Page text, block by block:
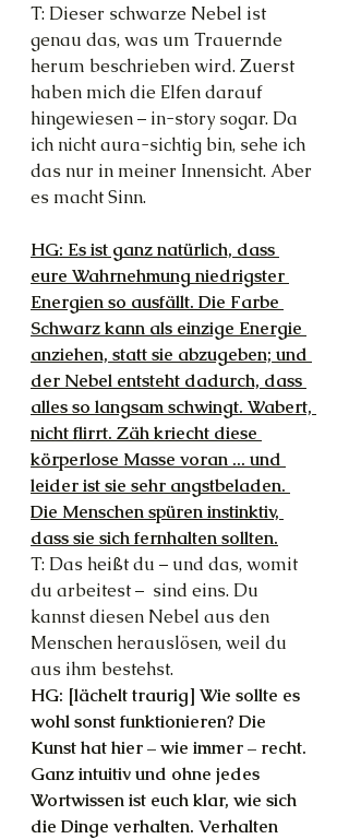
T: Dieser schwarze Nebel ist
genau das, was um Trauernde
herum beschrieben wird. Zuerst
haben mich die Elfen darauf
hingewiesen – in-story sogar. Da
ich nicht aura-sichtig bin, sehe ich
das nur in meiner Innensicht. Aber
es macht Sinn.
HG: Es ist ganz natürlich, dass
eure Wahrnehmung niedrigster
Energien so ausfällt. Die Farbe
Schwarz kann als einzige Energie
anziehen, statt sie abzugeben; und
der Nebel entsteht dadurch, dass
alles so langsam schwingt. Wabert,
nicht flirrt. Zäh kriecht diese
körperlose Masse voran ... und
leider ist sie sehr angstbeladen.
Die Menschen spüren instinktiv,
dass sie sich fernhalten sollten.
T: Das heißt du – und das, womit
du arbeitest –  sind eins. Du
kannst diesen Nebel aus den
Menschen herauslösen, weil du
aus ihm bestehst.
HG: [lächelt traurig] Wie sollte es
wohl sonst funktionieren? Die
Kunst hat hier – wie immer – recht.
Ganz intuitiv und ohne jedes
Wortwissen ist euch klar, wie sich
die Dinge verhalten. Verhalten